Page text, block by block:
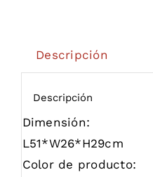
Descripción
Descripción
Dimensión:
L51*W26*H29cm
Color de producto: